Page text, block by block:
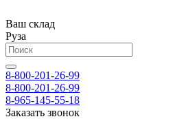
Ваш склад
Руза
8-800-201-26-99
8-800-201-26-99
8-965-145-55-18
Заказать звонок